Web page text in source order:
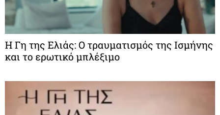
Η Γη της Ελιάς: Ο τραυματισμός της Ισμήνης
και το ερωτικό μπλέξιμο